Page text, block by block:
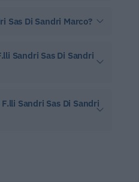
Sas Di Sandri Marco?
Sandri Sas Di Sandri
Sandri Sas Di Sandri